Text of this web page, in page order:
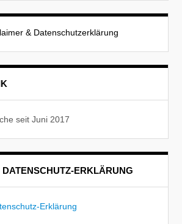
& Datenschutzerklärung
seit Juni 2017
ERKLÄRUNG
Erklärung